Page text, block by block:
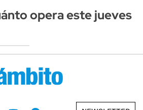
opera este jueves